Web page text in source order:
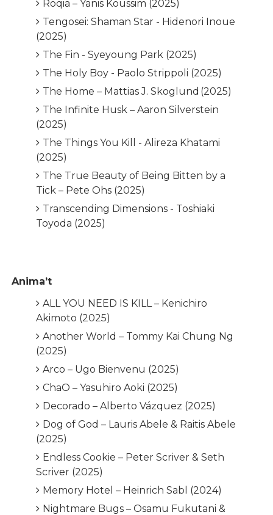
Roqia – Yanis Koussim (2025)
Tengosei: Shaman Star - Hidenori Inoue
(2025)
The Fin - Syeyoung Park (2025)
The Holy Boy - Paolo Strippoli (2025)
The Home – Mattias J. Skoglund (2025)
The Infinite Husk – Aaron Silverstein
(2025)
The Things You Kill - Alireza Khatami
(2025)
The True Beauty of Being Bitten by a
Tick – Pete Ohs (2025)
Transcending Dimensions - Toshiaki
Toyoda (2025)
Anima’t
ALL YOU NEED IS KILL – Kenichiro
Akimoto (2025)
Another World – Tommy Kai Chung Ng
(2025)
Arco – Ugo Bienvenu (2025)
ChaO – Yasuhiro Aoki (2025)
Decorado – Alberto Vázquez (2025)
Dog of God – Lauris Abele & Raitis Abele
(2025)
Endless Cookie – Peter Scriver & Seth
Scriver (2025)
Memory Hotel – Heinrich Sabl (2024)
Nightmare Bugs – Osamu Fukutani &